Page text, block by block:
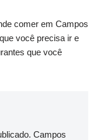
comer em Campos
você precisa ir e
que você
Campos